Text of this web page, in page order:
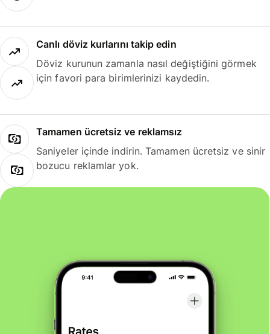
Canlı döviz kurlarını takip edin
Döviz kurunun zamanla nasıl değiştiğini görmek
için favori para birimlerinizi kaydedin.
Tamamen ücretsiz ve reklamsız
Saniyeler içinde indirin. Tamamen ücretsiz ve sinir
bozucu reklamlar yok.